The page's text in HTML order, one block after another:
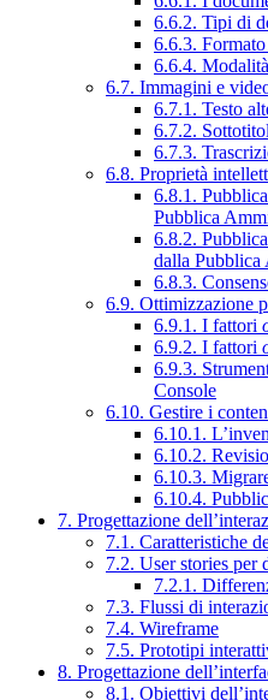
6.6.2. Tipi di
6.6.3.
6.6.4.
6.7. Immagini e
6.7.1. Testo
6.7.2.
6.7.3.
6.8. Proprietà
6.8.1.
Pubblica
6.8.2.
dalla Pubblica
6.8.3.
6.9. Ottimizzazione
6.9.1. I fattori
6.9.2. I fattori
6.9.3.
Console
6.10. Gestire i
6.10.1.
6.10.2.
6.10.3.
6.10.4.
7. Progettazione
7.1. Caratteristiche
7.2. User stories per
7.2.1.
7.3. Flussi di
7.4. Wireframe
7.5. Prototipi
8. Progettazione
8.1. Obiettivi